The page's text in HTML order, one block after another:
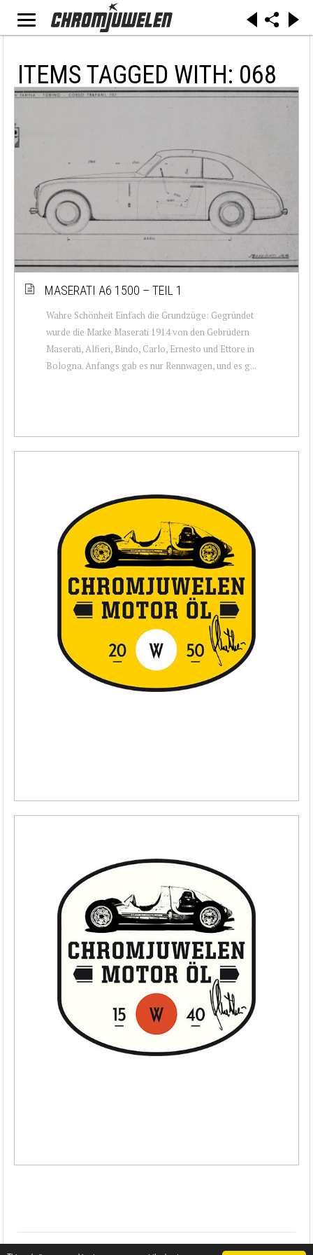
ITEMS TAGGED WITH: 068
MASERATI A6 1500 – TEIL 1
Wahre Schönheit Einfach die Grundzüge: Gegründet
wurde die Marke Maserati 1914 von den Gebrüdern
Maserati, Alfieri, Bindo, Carlo, Ernesto und Ettore in
Bologna. Anfangs gab es nur Rennwagen, und es g...